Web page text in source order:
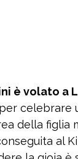
è volato a
per celebrare
della figlia
al